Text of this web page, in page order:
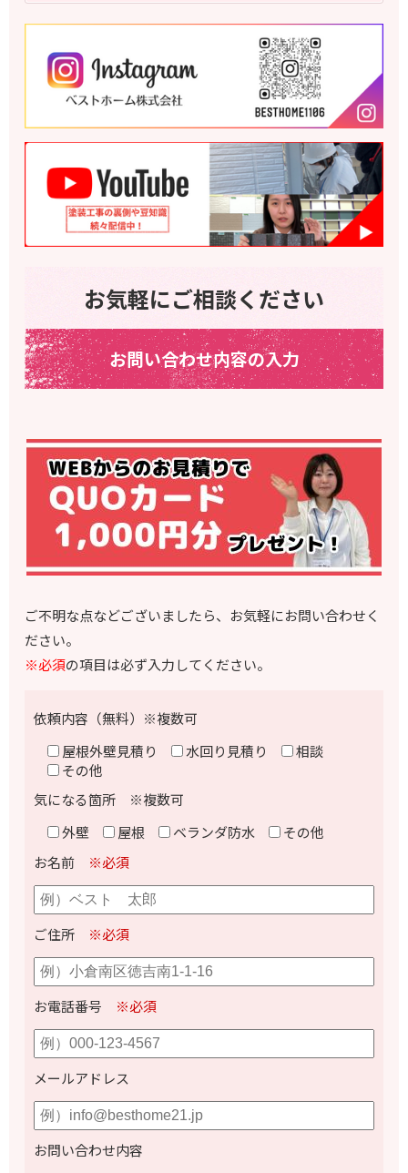
お気軽にご相談ください
お問い合わせ内容の入力
ご不明な点などございましたら、お気軽にお問い合わせく
ださい。
※必須の項目は必ず入力してください。
依頼内容（無料）※複数可
屋根外壁見積り
水回り見積り
相談
その他
気になる箇所 ※複数可
外壁
屋根 ベランダ防水
その他
お名前 ※必須
ご住所 ※必須
お電話番号 ※必須
メールアドレス
お問い合わせ内容